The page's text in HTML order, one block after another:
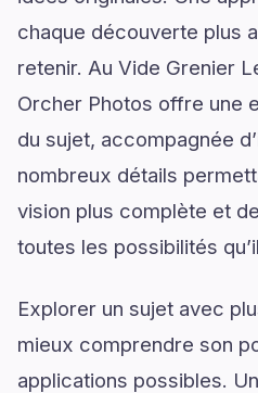
chaque découverte plus
retenir. Au Vide Grenier
Orcher Photos offre une
du sujet, accompagnée
nombreux détails
vision plus complète et
toutes les possibilités
Explorer un sujet avec
mieux comprendre son
applications possibles.